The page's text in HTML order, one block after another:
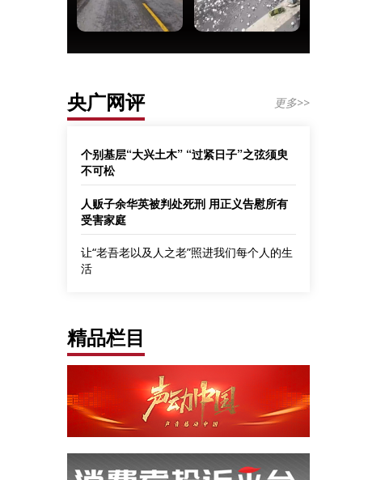
央广网评 更多>>
个别基层“大兴土木” “过紧日子”之弦须臾
不可松
人贩子余华英被判处死刑 用正义告慰所有
受害家庭
让“老吾老以及人之老”照进我们每个人的生
活
精品栏目